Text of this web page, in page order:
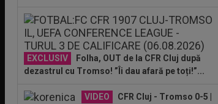
19:45 VIDEO
Ce remontada! În
minutul 80, erau conduși cu 1-3, însă
finalul a fost ”nebun”...
EXCLUSIV
Folha, OUT de la CFR Cluj după
dezastrul cu Tromso! ”Îi dau afară pe toți!”...
VIDEO
CFR Cluj - Tromso 0-5 |